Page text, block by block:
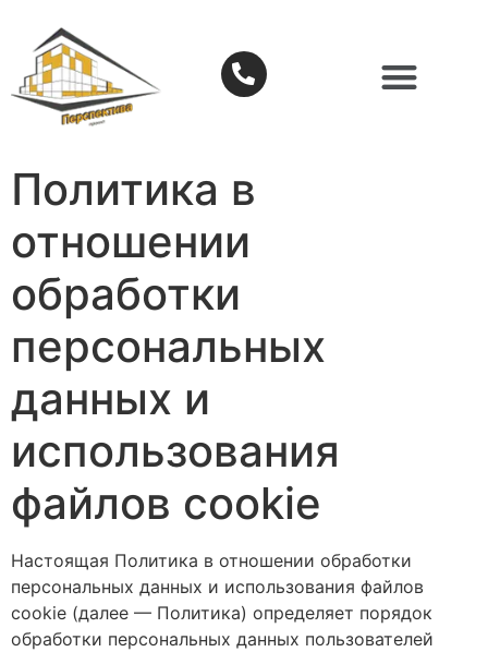
Политика в
отношении
обработки
персональных
данных и
использования
файлов cookie
Настоящая Политика в отношении обработки
персональных данных и использования файлов
cookie (далее — Политика) определяет порядок
обработки персональных данных пользователей